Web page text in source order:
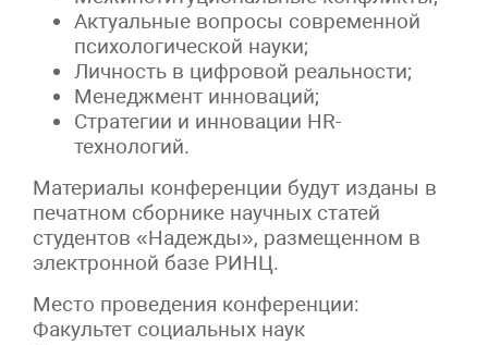
Актуальные вопросы современной
психологической науки;
Личность в цифровой реальности;
Менеджмент инноваций;
Стратегии и инновации HR-
технологий.
Материалы конференции будут изданы в
печатном сборнике научных статей
студентов «Надежды», размещенном в
электронной базе РИНЦ.
Место проведения конференции:
Факультет социальных наук